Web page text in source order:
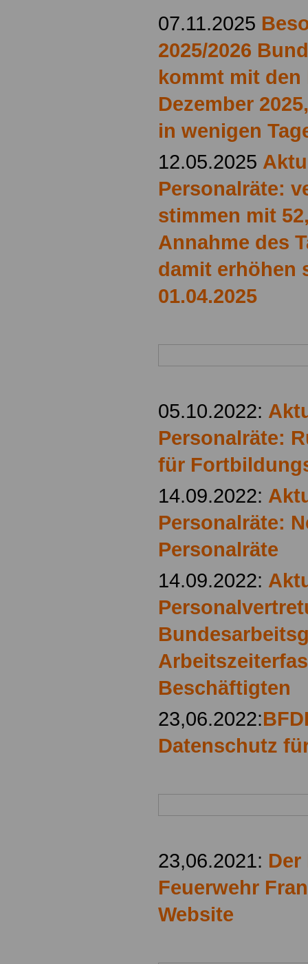
07.11.2025
2025/2026
kommt mit den
Dezember
in wenigen
12.05.2025
Personalräte:
stimmen mit
Annahme des
damit erhöhen
01.04.2025
05.10.2022:
Personalräte:
für
14.09.2022:
Personalräte:
Personalräte
14.09.2022:
Beschäftigten
23,06.2022:
Datenschutz
23,06.2021: Der
Feuerwehr
Website